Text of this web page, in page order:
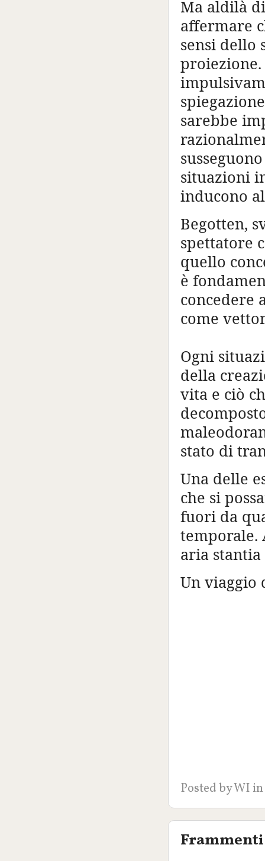
Ma aldilà
affermare
sensi dello
proiezione.
sarebbe
situazioni
inducono
Begotten,
spettatore
quello
è
concedere
come
Ogni
della
vita e ciò
stato di
Una delle
che si
fuori da
temporale.
aria
Un viaggio
Posted byWI
Frammenti